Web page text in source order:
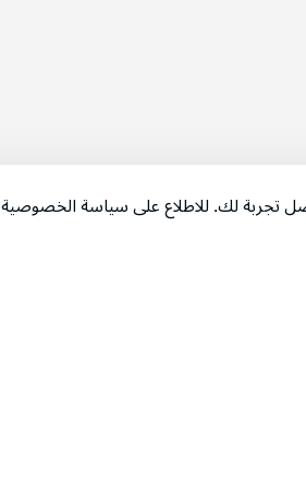
تجربة لك. للاطلاع على سياسة الخصوصية